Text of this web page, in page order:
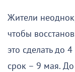
Жители
чтобы
это сделать до
срок – 9 мая.